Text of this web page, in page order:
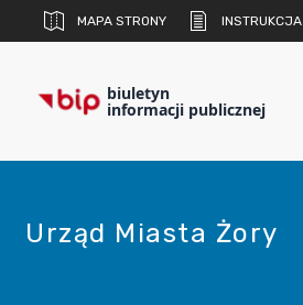
MAPA STRONY INSTRUKCJA
biuletyn
informacji publicznej
Urząd Miasta Żory